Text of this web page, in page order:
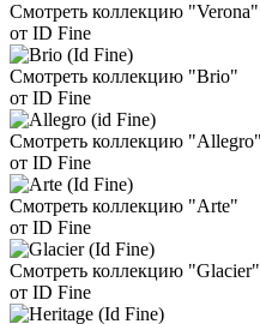
Смотреть коллекцию "Verona"
от ID Fine
Смотреть коллекцию "Brio"
от ID Fine
Смотреть коллекцию "Allegro"
от ID Fine
Смотреть коллекцию "Arte"
от ID Fine
Смотреть коллекцию "Glacier"
от ID Fine